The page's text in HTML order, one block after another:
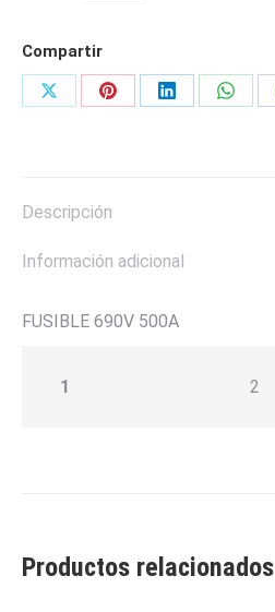
Compartir
Share
Share
Share
Share
Descripción
Información adicional
FUSIBLE 690V 500A
1 2
Productos relacionados